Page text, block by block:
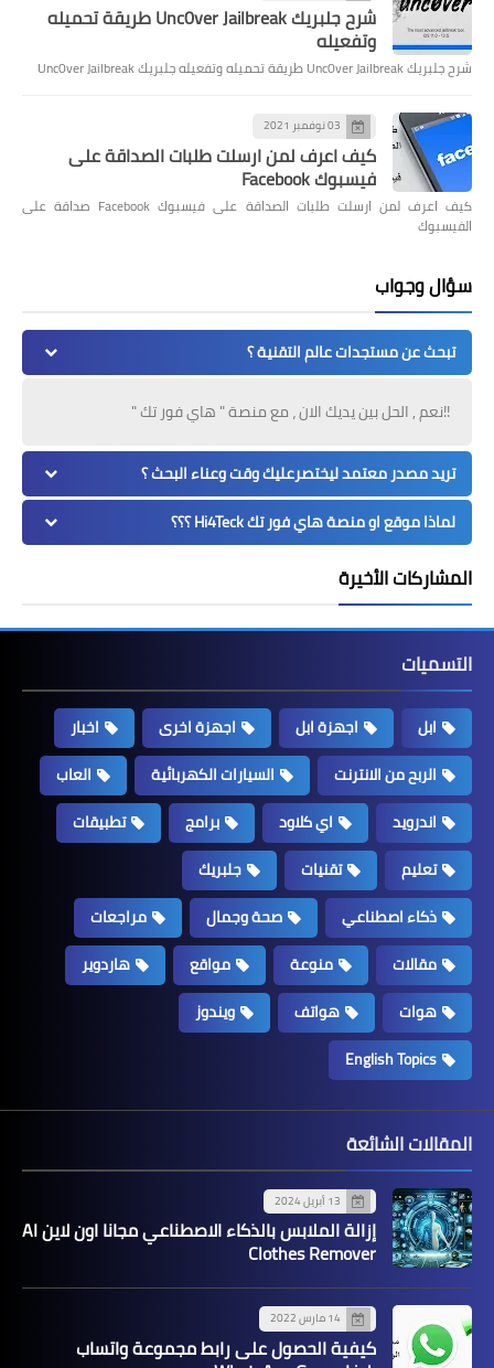
شرح جلبريك Unc0ver Jailbreak طريقة تحميله
وتفعيله
شرح جلبريك Unc0ver Jailbreak طريقة تحميله وتفعيله جلبريك Unc0ver Jailbreak
03 نوفمبر 2021
كيف اعرف لمن ارسلت طلبات الصداقة على
فيسبوك Facebook
كيف اعرف لمن ارسلت طلبات الصداقة على فيسبوك Facebook صداقة على
الفيسبوك
سؤال وجواب
تبحث عن مستجدات عالم التقنية ؟
!!نعم , الحل بين يديك الان ، مع منصة " هاي فور تك "
تريد مصدر معتمد ليختصرعليك وقت وعناء البحث ؟
لماذا موقع او منصة هاي فور تك Hi4Teck ؟؟؟
المشاركات الأخيرة
التسميات
ابل اجهزة ابل اجهزة اخرى
اخبار
الربح من الانترنت
السيارات الكهربائية
العاب
اندرويد
اي كلاود برامج
تطبيقات
تعليم
تقنيات
جلبريك
ذكاء اصطناعي
صحة وجمال
مراجعات
مقالات
منوعة مواقع
هاردوير
هوات
هواتف
ويندوز
English Topics
المقالات الشائعة
13 أبريل 2024
إزالة الملابس بالذكاء الاصطناعي مجانا اون لاين AI
Clothes Remover
14 مارس 2022
كيفية الحصول على رابط مجموعة واتساب